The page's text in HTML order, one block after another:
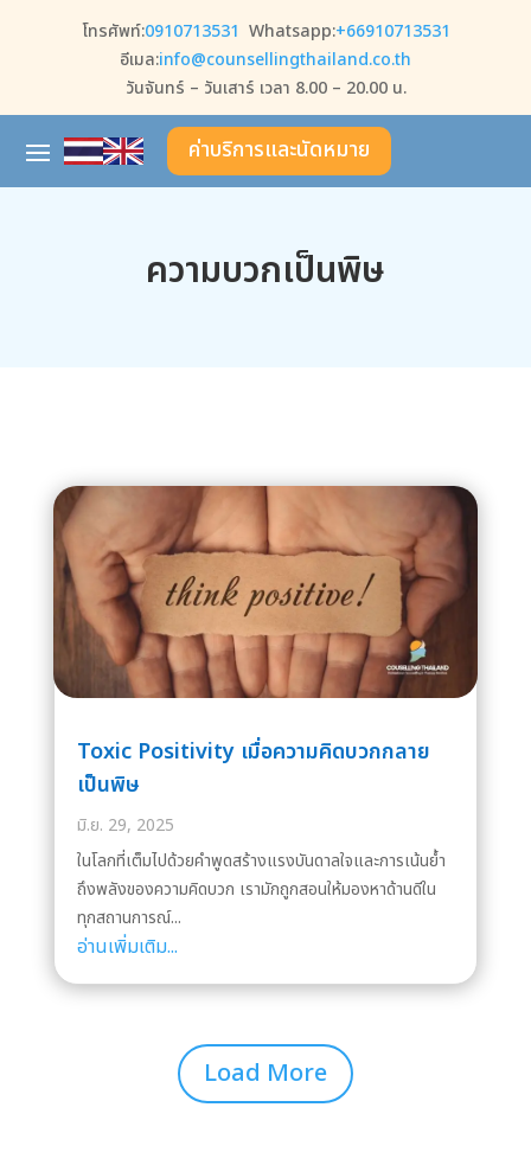
โทรศัพท์:0910713531 Whatsapp:+66910713531
อีเมล:info@counsellingthailand.co.th
วันจันทร์ – วันเสาร์ เวลา 8.00 – 20.00 น.
ค่าบริการและนัดหมาย
ความบวกเป็นพิษ
Toxic Positivity เมื่อความคิดบวกกลาย
เป็นพิษ
มิ.ย. 29, 2025
ในโลกที่เต็มไปด้วยคำพูดสร้างแรงบันดาลใจและการเน้นย้ำ
ถึงพลังของความคิดบวก เรามักถูกสอนให้มองหาด้านดีใน
ทุกสถานการณ์...
อ่านเพิ่มเติม...
Load More